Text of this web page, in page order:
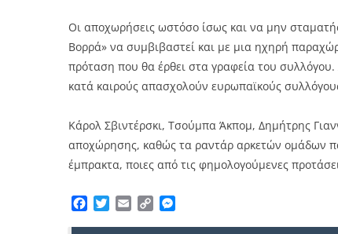
Οι αποχωρήσεις ωστόσο ίσως και να μην
Βορρά» να συμβιβαστεί και με μια ηχηρή
πρόταση που θα έρθει στα γραφεία του
κατά καιρούς απασχολούν ευρωπαϊκούς
Κάρολ Σβιντέρσκι, Τσούμπα Άκπομ, Δημήτρης
αποχώρησης, καθώς τα ραντάρ αρκετών ομάδων
έμπρακτα, ποιες από τις φημολογούμενες
Facebook
TwitterEmailCopy